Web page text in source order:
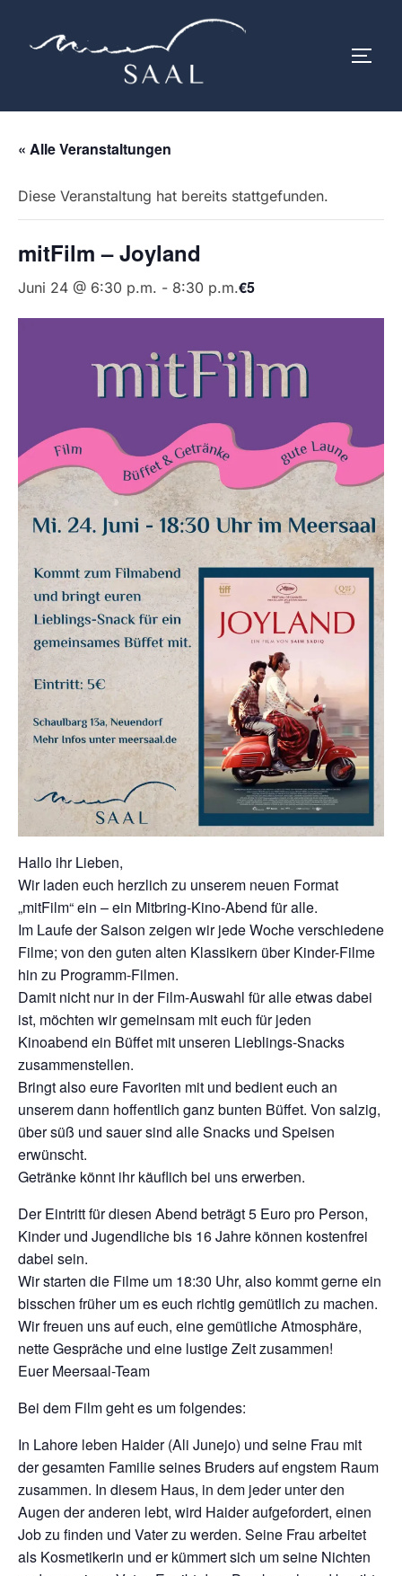
« Alle Veranstaltungen
Diese Veranstaltung hat bereits stattgefunden.
mitFilm – Joyland
Juni 24 @ 6:30 p.m. - 8:30 p.m.€5
Hallo ihr Lieben,
Wir laden euch herzlich zu unserem neuen Format
„mitFilm“ ein – ein Mitbring-Kino-Abend für alle.
Im Laufe der Saison zeigen wir jede Woche verschiedene
Filme; von den guten alten Klassikern über Kinder-Filme
hin zu Programm-Filmen.
Damit nicht nur in der Film-Auswahl für alle etwas dabei
ist, möchten wir gemeinsam mit euch für jeden
Kinoabend ein Büffet mit unseren Lieblings-Snacks
zusammenstellen.
Bringt also eure Favoriten mit und bedient euch an
unserem dann hoffentlich ganz bunten Büffet. Von salzig,
über süß und sauer sind alle Snacks und Speisen
erwünscht.
Getränke könnt ihr käuflich bei uns erwerben.
Der Eintritt für diesen Abend beträgt 5 Euro pro Person,
Kinder und Jugendliche bis 16 Jahre können kostenfrei
dabei sein.
Wir starten die Filme um 18:30 Uhr, also kommt gerne ein
bisschen früher um es euch richtig gemütlich zu machen.
Wir freuen uns auf euch, eine gemütliche Atmosphäre,
nette Gespräche und eine lustige Zeit zusammen!
Euer Meersaal-Team
Bei dem Film geht es um folgendes:
In Lahore leben Haider (Ali Junejo) und seine Frau mit
der gesamten Familie seines Bruders auf engstem Raum
zusammen. In diesem Haus, in dem jeder unter den
Augen der anderen lebt, wird Haider aufgefordert, einen
Job zu finden und Vater zu werden. Seine Frau arbeitet
als Kosmetikerin und er kümmert sich um seine Nichten